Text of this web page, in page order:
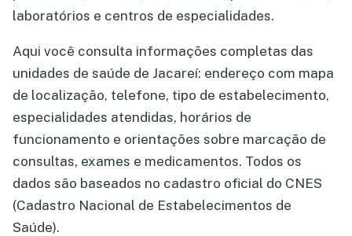
laboratórios e centros de especialidades.
Aqui você consulta informações completas das
unidades de saúde de Jacareí: endereço com mapa
de localização, telefone, tipo de estabelecimento,
especialidades atendidas, horários de
funcionamento e orientações sobre marcação de
consultas, exames e medicamentos. Todos os
dados são baseados no cadastro oficial do CNES
(Cadastro Nacional de Estabelecimentos de
Saúde).